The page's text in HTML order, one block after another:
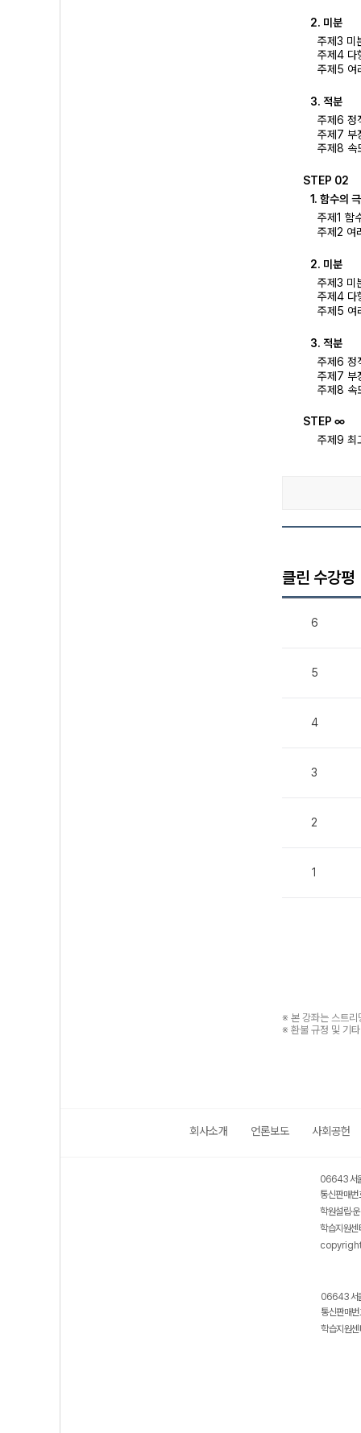
2. 미분
주제3 미
주제4 다
주제5 여
3. 적분
주제6 정
주제7 부
주제8 속
STEP 02
1. 함수의
주제1 함
주제2 여
2. 미분
주제3 미
주제4 다
주제5 여
3. 적분
주제6 정
주제7 부
주제8 속
STEP ∞
주제9 최
클린 수강평
6
5
4
3
2
1
※ 본 강좌는 스트리
※ 환불 규정 및 기
회사소개 언론보도 사회공헌
06643 서
통신판매
학원설립·
학습지원
06643 서
통신판매
학습지원